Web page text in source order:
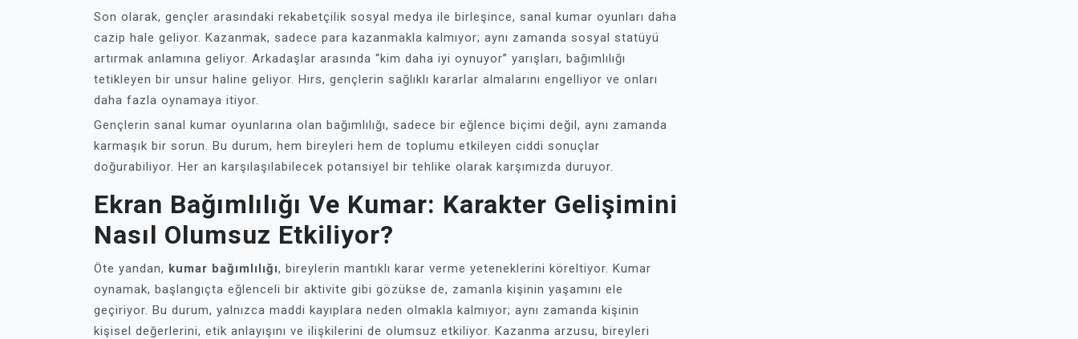
Son olarak, gençler arasındaki rekabetçilik sosyal medya ile birleşince, sanal kumar oyunları daha
cazip hale geliyor. Kazanmak, sadece para kazanmakla kalmıyor; aynı zamanda sosyal statüyü
artırmak anlamına geliyor. Arkadaşlar arasında “kim daha iyi oynuyor” yarışları, bağımlılığı
tetikleyen bir unsur haline geliyor. Hırs, gençlerin sağlıklı kararlar almalarını engelliyor ve onları
daha fazla oynamaya itiyor.
Gençlerin sanal kumar oyunlarına olan bağımlılığı, sadece bir eğlence biçimi değil, aynı zamanda
karmaşık bir sorun. Bu durum, hem bireyleri hem de toplumu etkileyen ciddi sonuçlar
doğurabiliyor. Her an karşılaşılabilecek potansiyel bir tehlike olarak karşımızda duruyor.
Ekran Bağımlılığı Ve Kumar: Karakter Gelişimini
Nasıl Olumsuz Etkiliyor?
Öte yandan, kumar bağımlılığı, bireylerin mantıklı karar verme yeteneklerini köreltiyor. Kumar
oynamak, başlangıçta eğlenceli bir aktivite gibi gözükse de, zamanla kişinin yaşamını ele
geçiriyor. Bu durum, yalnızca maddi kayıplara neden olmakla kalmıyor; aynı zamanda kişinin
kişisel değerlerini, etik anlayışını ve ilişkilerini de olumsuz etkiliyor. Kazanma arzusu, bireyleri